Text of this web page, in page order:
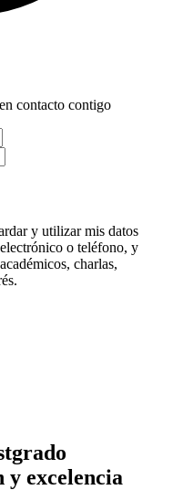
contacto contigo
y utilizar mis datos
o teléfono, y
charlas,
excelencia